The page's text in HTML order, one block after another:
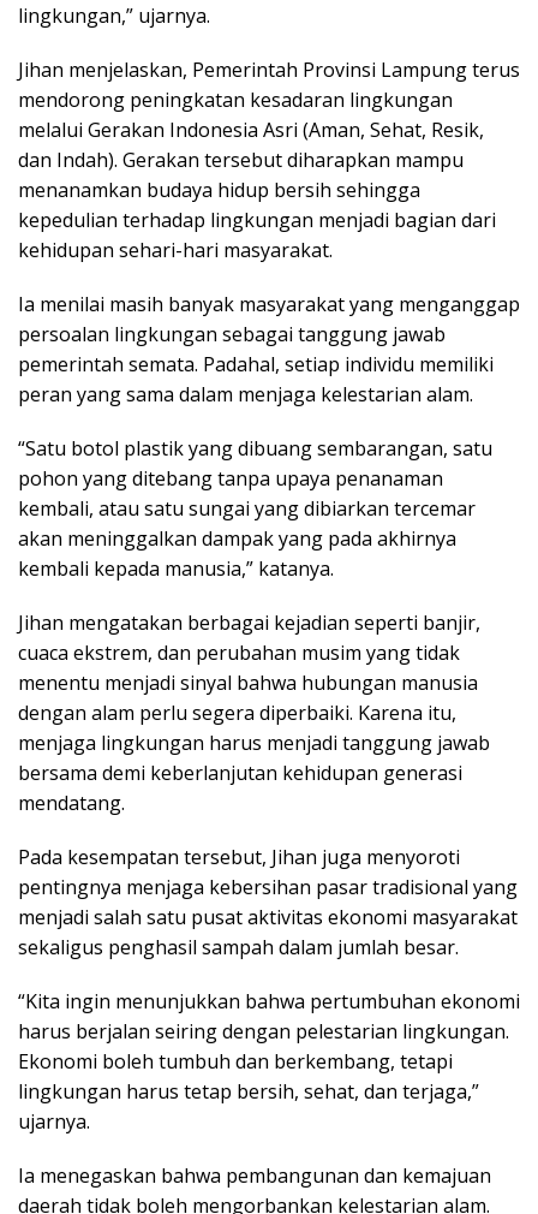
lingkungan,” ujarnya.
Jihan menjelaskan, Pemerintah Provinsi Lampung terus
mendorong peningkatan kesadaran lingkungan
melalui Gerakan Indonesia Asri (Aman, Sehat, Resik,
dan Indah). Gerakan tersebut diharapkan mampu
menanamkan budaya hidup bersih sehingga
kepedulian terhadap lingkungan menjadi bagian dari
kehidupan sehari-hari masyarakat.
Ia menilai masih banyak masyarakat yang menganggap
persoalan lingkungan sebagai tanggung jawab
pemerintah semata. Padahal, setiap individu memiliki
peran yang sama dalam menjaga kelestarian alam.
“Satu botol plastik yang dibuang sembarangan, satu
pohon yang ditebang tanpa upaya penanaman
kembali, atau satu sungai yang dibiarkan tercemar
akan meninggalkan dampak yang pada akhirnya
kembali kepada manusia,” katanya.
Jihan mengatakan berbagai kejadian seperti banjir,
cuaca ekstrem, dan perubahan musim yang tidak
menentu menjadi sinyal bahwa hubungan manusia
dengan alam perlu segera diperbaiki. Karena itu,
menjaga lingkungan harus menjadi tanggung jawab
bersama demi keberlanjutan kehidupan generasi
mendatang.
Pada kesempatan tersebut, Jihan juga menyoroti
pentingnya menjaga kebersihan pasar tradisional yang
menjadi salah satu pusat aktivitas ekonomi masyarakat
sekaligus penghasil sampah dalam jumlah besar.
“Kita ingin menunjukkan bahwa pertumbuhan ekonomi
harus berjalan seiring dengan pelestarian lingkungan.
Ekonomi boleh tumbuh dan berkembang, tetapi
lingkungan harus tetap bersih, sehat, dan terjaga,”
ujarnya.
Ia menegaskan bahwa pembangunan dan kemajuan
daerah tidak boleh mengorbankan kelestarian alam.